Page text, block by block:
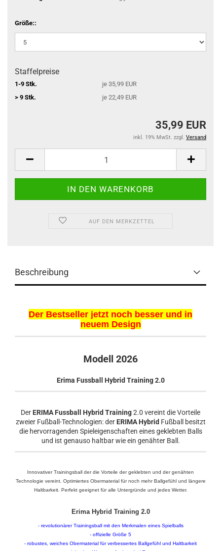
Größe::
Staffelpreise
1-9 Stk.
je 35,99 EUR
> 9 Stk.
je 22,49 EUR
35,99 EUR
inkl. 19% MwSt. zzgl. Versand
AUF DEN MERKZETTEL
Beschreibung
Der Bestseller jetzt noch besser und in
neuem Design
Modell 2026
Erima Fussball Hybrid Training 2.0
Der ERIMA Fussball Hybrid Training2.0 vereint die Vorteile
zweier Fußball-Technologien: der ERIMA Hybrid Fußball besitzt
die hervorragenden Spieleigenschaften eines geklebten Balls
und ist genauso haltbar wie ein genähter Ball.
Innovativer Trainingsball der die Vorteile der geklebten und der genähten
Technologie vereint. Optimiertes Obermaterial für noch mehr Ballgefühl und längere
Haltbarkeit. Perfekt geeignet für alle Untergründe und jedes Wetter.
Erima Hybrid Training 2.0
- revolutionärer Trainingsball mit den Merkmalen eines Spielballs
- offizielle Größe 5
- robustes, weiches Obermaterial für verbessertes Ballgefühl und Haltbarkeit